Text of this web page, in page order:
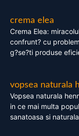
crema elea
Crema Elea:
confrunt? cu
g?se?ti produse
vopsea naturala
Vopsea naturala
in ce mai multa
sanatoasa si naturala